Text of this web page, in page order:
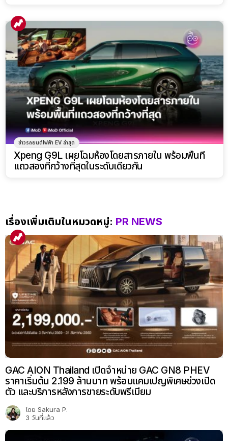
ข่าวรถยนต์ไฟฟ้า EV ล่าสุด
Xpeng G9L เผยโฉมห้องโดยสารภายใน พร้อมพื้นที่
แถวสองที่กว้างที่สุดในระดับเดียวกัน
เรื่องเพิ่มเติมในหมวดหมู่: PR NEWS
GAC AION Thailand เปิดจำหน่าย GAC GN8 PHEV
ราคาเริ่มต้น 2.199 ล้านบาท พร้อมแคมเปญพิเศษช่วงเปิด
ตัว และบริการหลังการขายระดับพรีเมียม
โดย Sakura P.
3 วันที่แล้ว